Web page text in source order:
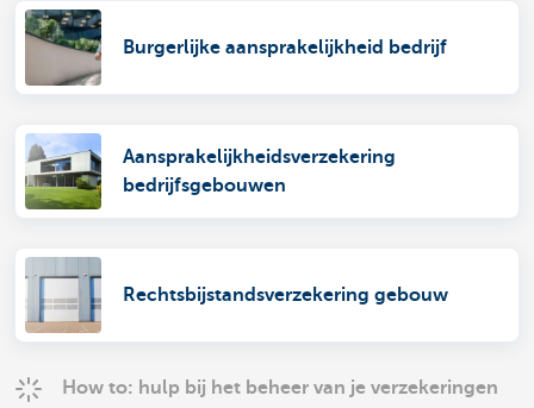
Burgerlijke aansprakelijkheid bedrijf
Aansprakelijkheidsverzekering
bedrijfsgebouwen
Rechtsbijstandsverzekering gebouw
How to: hulp bij het beheer van je verzekeringen